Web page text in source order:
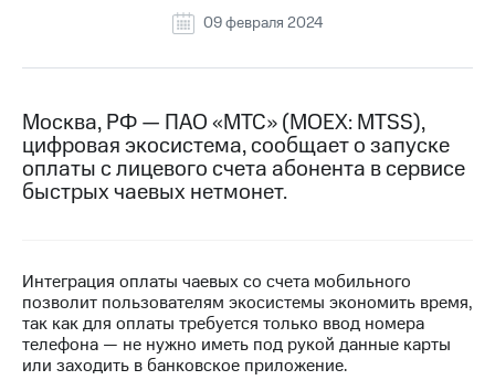
информация
Контакты
Медиа-центр
Пресс-
релизы
Достижения
Интервью
09 февраля 2024
Москва, РФ — ПАО «МТС» (MOEX: MTSS),
цифровая экосистема, сообщает о запуске
оплаты с лицевого счета абонента в сервисе
быстрых чаевых нетмонет.
Интеграция оплаты чаевых со счета мобильного
позволит пользователям экосистемы экономить время,
так как для оплаты требуется только ввод номера
телефона — не нужно иметь под рукой данные карты
или заходить в банковское приложение.